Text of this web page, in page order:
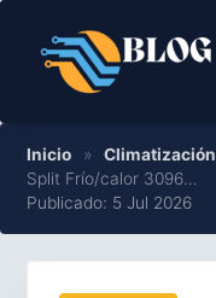
contenido
Inicio » Climatización
Split Frío/calor 3096…
Publicado: 5 Jul 2026